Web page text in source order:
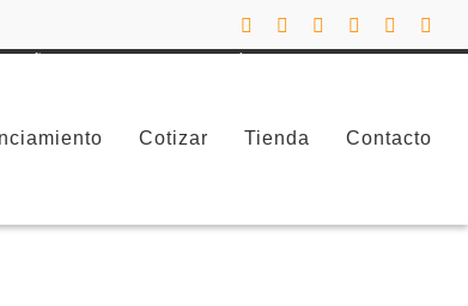
FacebookInstagramLinkedIn YouTube
Cotizar Tienda Contacto